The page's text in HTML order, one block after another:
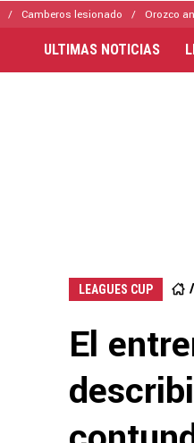
Camberos lesionado Orozco
ULTIMAS NOTICIAS
LEAGUES CUP
El